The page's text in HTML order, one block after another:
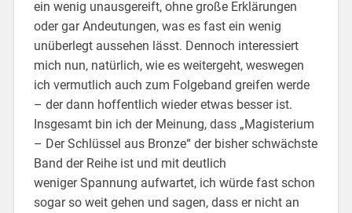
ein wenig unausgereift, ohne große Erklärungen
oder gar Andeutungen, was es fast ein wenig
unüberlegt aussehen lässt. Dennoch interessiert
mich nun, natürlich, wie es weitergeht, weswegen
ich vermutlich auch zum Folgeband greifen werde
– der dann hoffentlich wieder etwas besser ist.
Insgesamt bin ich der Meinung, dass „Magisterium
– Der Schlüssel aus Bronze“ der bisher schwächste
Band der Reihe ist und mit deutlich
weniger Spannung aufwartet, ich würde fast schon
sogar so weit gehen und sagen, dass er nicht an